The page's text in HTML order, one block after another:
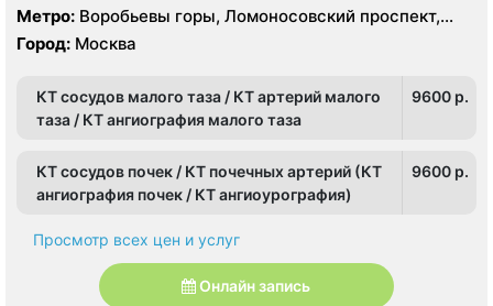
Метро: Воробьевы горы, Ломоносовский проспект,
Раменки
Город: Москва
КТ сосудов малого таза / КТ артерий малого
таза / КТ ангиография малого таза
9600 p.
КТ сосудов почек / КТ почечных артерий (КТ
ангиография почек / КТ ангиоурография)
9600 p.
Просмотр всех цен и услуг
Онлайн запись